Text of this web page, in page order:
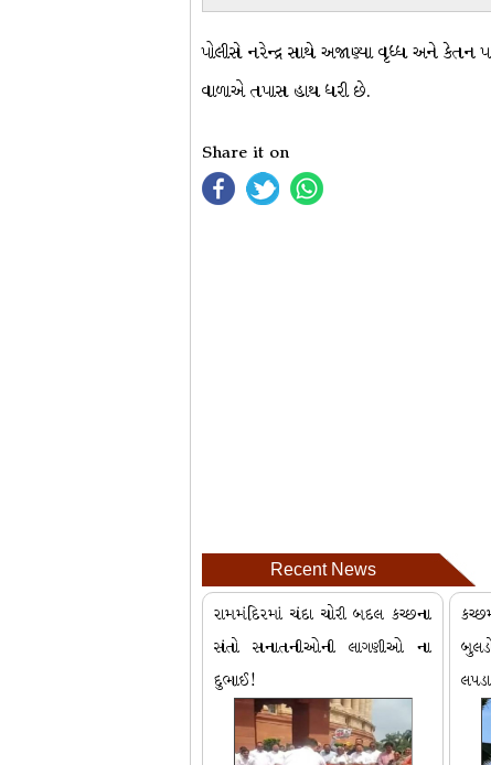
પોલીસે નરેન્દ્ર સાથે અજાણ્યા વૃધ્ધ અને કેતન
વાળાએ તપાસ હાથ ધરી છે.
Share it on
Recent News
રામમંદિરમાં ચંદા ચોરી બદલ કચ્છના
સંતો સનાતનીઓની લાગણીઓ ના
દુભાઈ!